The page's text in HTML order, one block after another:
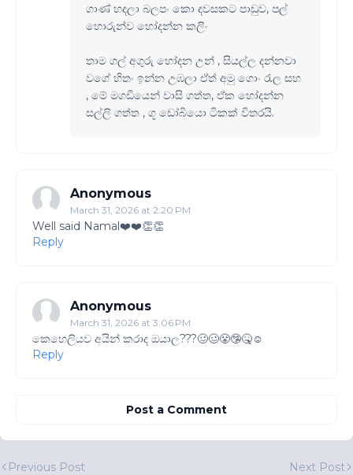
ගාණ් හදලා බලපං කො දවසකට පාඩුව, පල්
හොරුන්ව හෝදන්න කලිං
තාම ගල් අගුරු හෝදන උන් , සියල්ල දන්නවා
වගේ හිතං ඉන්න උඹලා ඒත් අමු ගොං රැල සහ
, මේ මගඩියෙන් වාසි ගත්ත, ඒක හෝදන්න
සල්ලි ගත්ත , ගූ ඩෝබියො ටිකක් විතරයි.
Anonymous
March 31, 2026 at 2:20 PM
Well said Namal❤️❤️👏👏
Reply
Anonymous
March 31, 2026 at 3:06 PM
කෙහෙලියව අයින් කරාද ඔයාල???🥴🥴😤🤥🤒☺️
Reply
Post a Comment
Previous Post Next Post